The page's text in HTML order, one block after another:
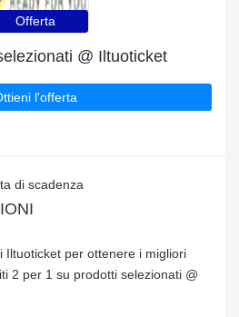
Offerta
@ Iltuoticket
l'offerta
di scadenza
Iltuoticket per ottenere i migliori
2 per 1 su prodotti selezionati @